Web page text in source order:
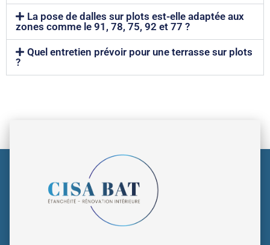
La pose de dalles sur plots est-elle adaptée aux
zones comme le 91, 78, 75, 92 et 77 ?
Quel entretien prévoir pour une terrasse sur plots
?